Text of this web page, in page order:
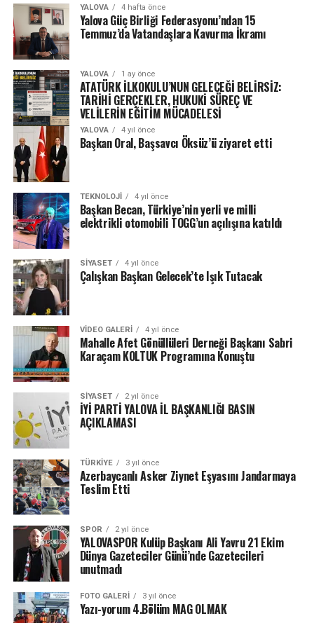
YALOVA 4 hafta önce
Yalova Güç Birliği Federasyonu’ndan 15
Temmuz’da Vatandaşlara Kavurma İkramı
YALOVA 1 ay önce
ATATÜRK İLKOKULU’NUN GELECEĞİ BELİRSİZ:
TARİHİ GERÇEKLER, HUKUKİ SÜREÇ VE
VELİLERİN EĞİTİM MÜCADELESİ
YALOVA 4 yıl önce
Başkan Oral, Başsavcı Öksüz’ü ziyaret etti
TEKNOLOJI 4 yıl önce
Başkan Becan, Türkiye’nin yerli ve milli
elektrikli otomobili TOGG’un açılışına katıldı
SIYASET 4 yıl önce
Çalışkan Başkan Gelecek’te Işık Tutacak
VIDEO GALERI 4 yıl önce
Mahalle Afet Gönüllüleri Derneği Başkanı Sabri
Karaçam KOLTUK Programına Konuştu
SIYASET 2 yıl önce
İYİ PARTİ YALOVA İL BAŞKANLIĞI BASIN
AÇIKLAMASI
TÜRKIYE 3 yıl önce
Azerbaycanlı Asker Ziynet Eşyasını Jandarmaya
Teslim Etti
SPOR 2 yıl önce
YALOVASPOR Kulüp Başkanı Ali Yavru 21 Ekim
Dünya Gazeteciler Günü’nde Gazetecileri
unutmadı
FOTO GALERI 3 yıl önce
Yazı-yorum 4.Bölüm MAG OLMAK